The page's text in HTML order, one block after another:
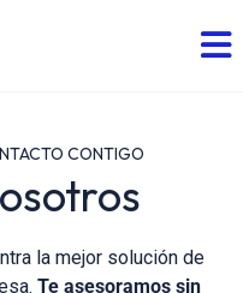
CONTIGO
la mejor solución de
Te asesoramos sin